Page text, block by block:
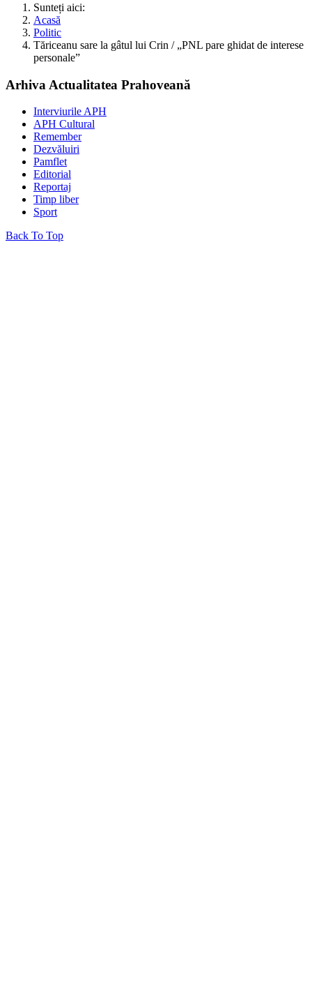
Sunteți aici:
Acasă
Politic
Tăriceanu sare la gâtul lui Crin / „PNL pare ghidat de interese
personale”
Arhiva Actualitatea Prahoveană
Interviurile APH
APH Cultural
Remember
Dezvăluiri
Pamflet
Editorial
Reportaj
Timp liber
Sport
Back To Top